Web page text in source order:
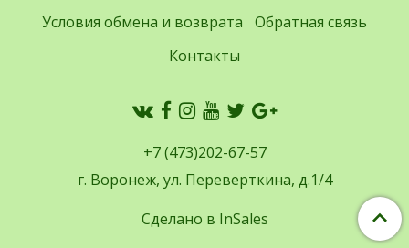
Условия обмена и возврата
Обратная связь
Контакты
+7 (473)202-67-57
г. Воронеж, ул. Переверткина, д.1/4
Сделано в InSales